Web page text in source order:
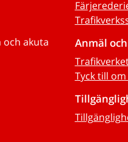
och akuta
Anmäl
Tyck till